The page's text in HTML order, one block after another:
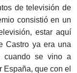
de televisión de
consistió en un
estar aquí
Castro ya era una
cuando se vino a
España, que con el